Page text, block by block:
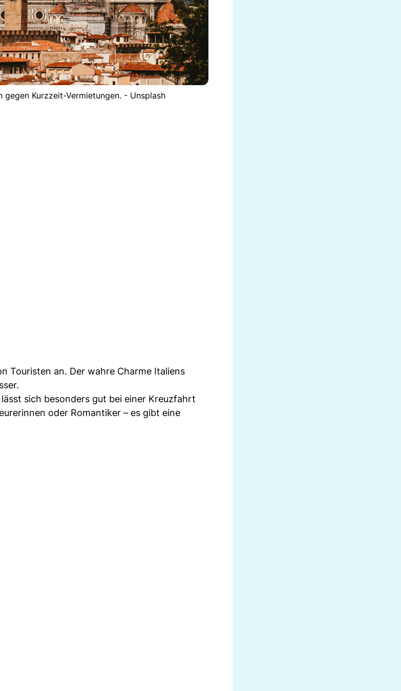
Kurzzeit-Vermietungen. - Unsplash
Touristen an. Der wahre Charme Italiens
sich besonders gut bei einer Kreuzfahrt
oder Romantiker – es gibt eine